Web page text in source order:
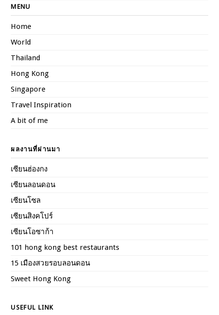
MENU
Home
World
Thailand
Hong Kong
Singapore
Travel Inspiration
A bit of me
ผลงานที่ผ่านมา
เซียนฮ่องกง
เซียนลอนดอน
เซียนโซล
เซียนสิงคโปร์
เซียนโอซาก้า
101 hong kong best restaurants
15 เมืองสวยรอบลอนดอน
Sweet Hong Kong
USEFUL LINK